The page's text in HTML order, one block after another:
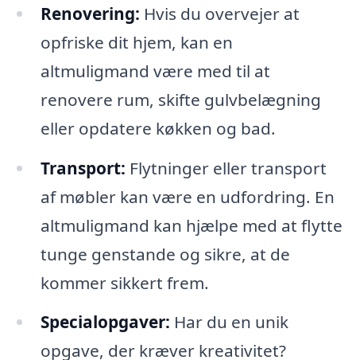
Renovering: Hvis du overvejer at
opfriske dit hjem, kan en
altmuligmand være med til at
renovere rum, skifte gulvbelægning
eller opdatere køkken og bad.
Transport: Flytninger eller transport
af møbler kan være en udfordring. En
altmuligmand kan hjælpe med at flytte
tunge genstande og sikre, at de
kommer sikkert frem.
Specialopgaver: Har du en unik
opgave, der kræver kreativitet?